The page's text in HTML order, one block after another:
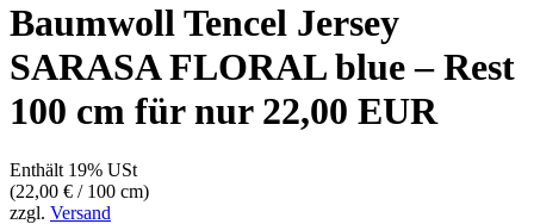
Baumwoll Tencel Jersey
SARASA FLORAL blue – Rest
100 cm für nur 22,00 EUR
Enthält 19% USt
(22,00 € / 100 cm)
zzgl. Versand